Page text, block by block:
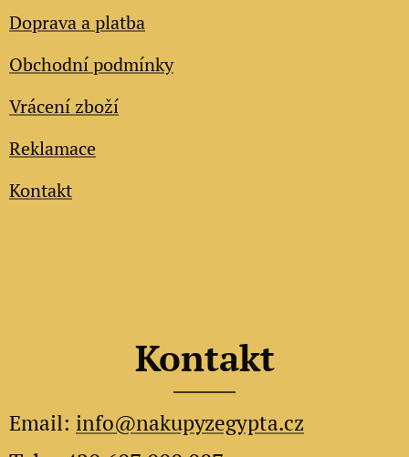
Doprava a platba
Obchodní podmínky
Vrácení zboží
Reklamace
Kontakt
Kontakt
Email: info@nakupyzegypta.cz